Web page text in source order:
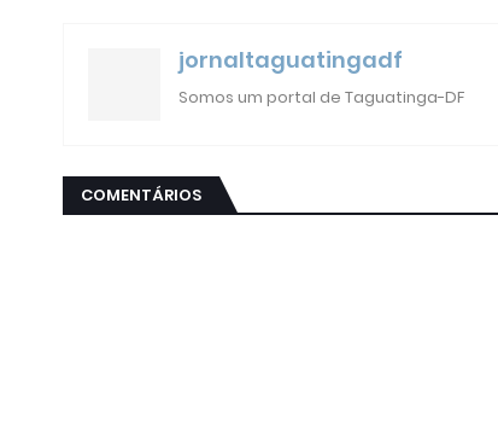
jornaltaguatingadf
Somos um portal de Taguatinga-DF
COMENTÁRIOS